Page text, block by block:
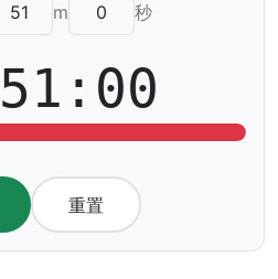
m 秒
重置